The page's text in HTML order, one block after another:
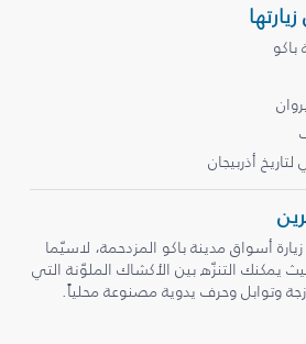
باكو
أذربيجان
أسواق مدينة باكو المزدحمة، لاسيّما
يمكنك التنزّه بين الأكشاك الملوّنة التي
وتوابل وحرف يدوية مصنوعة محلياً.